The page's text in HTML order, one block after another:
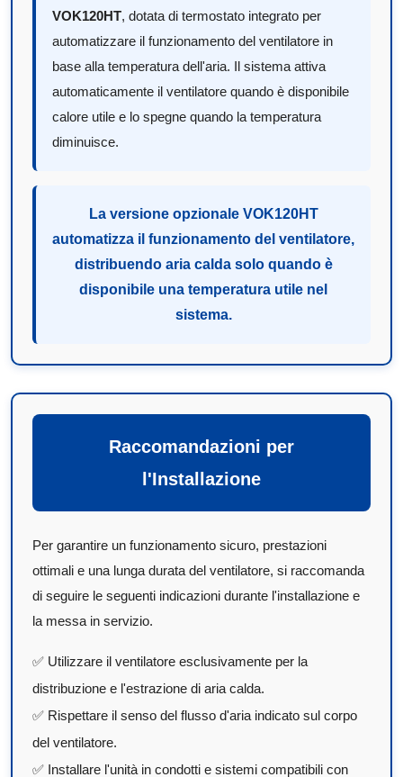
VOK120HT, dotata di termostato integrato per
automatizzare il funzionamento del ventilatore in
base alla temperatura dell'aria. Il sistema attiva
automaticamente il ventilatore quando è disponibile
calore utile e lo spegne quando la temperatura
diminuisce.
La versione opzionale VOK120HT
automatizza il funzionamento del ventilatore,
distribuendo aria calda solo quando è
disponibile una temperatura utile nel
sistema.
Raccomandazioni per
l'Installazione
Per garantire un funzionamento sicuro, prestazioni
ottimali e una lunga durata del ventilatore, si raccomanda
di seguire le seguenti indicazioni durante l'installazione e
la messa in servizio.
✅ Utilizzare il ventilatore esclusivamente per la
distribuzione e l'estrazione di aria calda.
✅ Rispettare il senso del flusso d'aria indicato sul corpo
del ventilatore.
✅ Installare l'unità in condotti e sistemi compatibili con